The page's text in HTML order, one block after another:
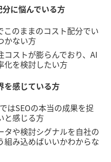
に悩んでいる方
このままのコスト配分でい
かない方
コストが膨らんでおり、AI
化を検討したい方
を感じている方
はSEOの本当の成果を捉
と感じる方
タや検討シグナルを自社の
組み込めばいいかわからな